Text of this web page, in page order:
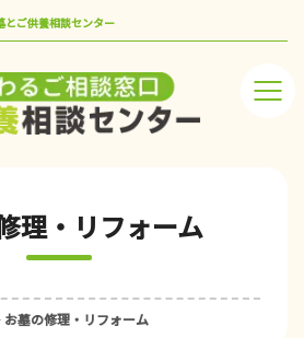
とご供養相談センター
理・リフォーム
お墓の修理・リフォーム